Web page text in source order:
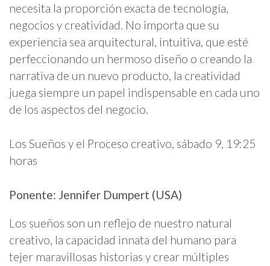
necesita la proporción exacta de tecnología,
negocios y creatividad. No importa que su
experiencia sea arquitectural, intuitiva, que esté
perfeccionando un hermoso diseño o creando la
narrativa de un nuevo producto, la creatividad
juega siempre un papel indispensable en cada uno
de los aspectos del negocio.
Los Sueños y el Proceso creativo, sábado 9, 19:25
horas
Ponente: Jennifer Dumpert (USA)
Los sueños son un reflejo de nuestro natural
creativo, la capacidad innata del humano para
tejer maravillosas historias y crear múltiples